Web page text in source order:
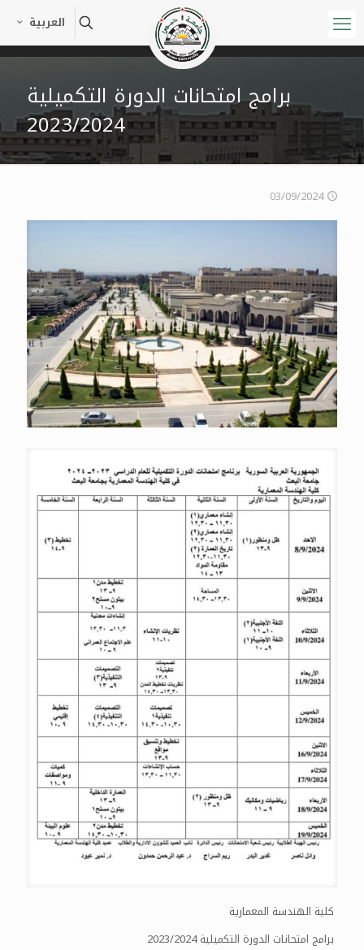
العربية
برامج امتحانات الدورة التكميلية
2023/2024
03/09/2024
كلية الهندسة المعمارية
برامج امتحانات الدورة التكميلية 2023/2024